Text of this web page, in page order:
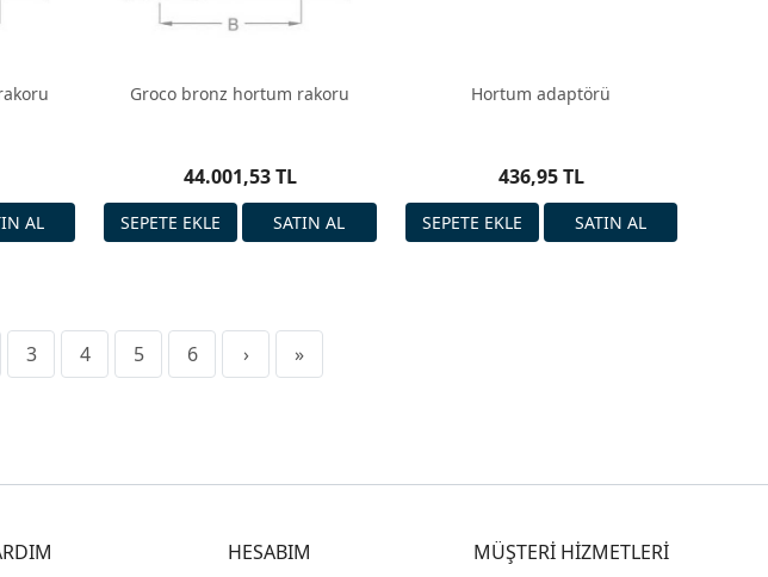
Groco bronz hortum rakoru
44.001,53 TL
Hortum adaptörü
436,95 TL
3 4 5 6 › »
HESABIM MÜŞTERİ HİZMETLERİ